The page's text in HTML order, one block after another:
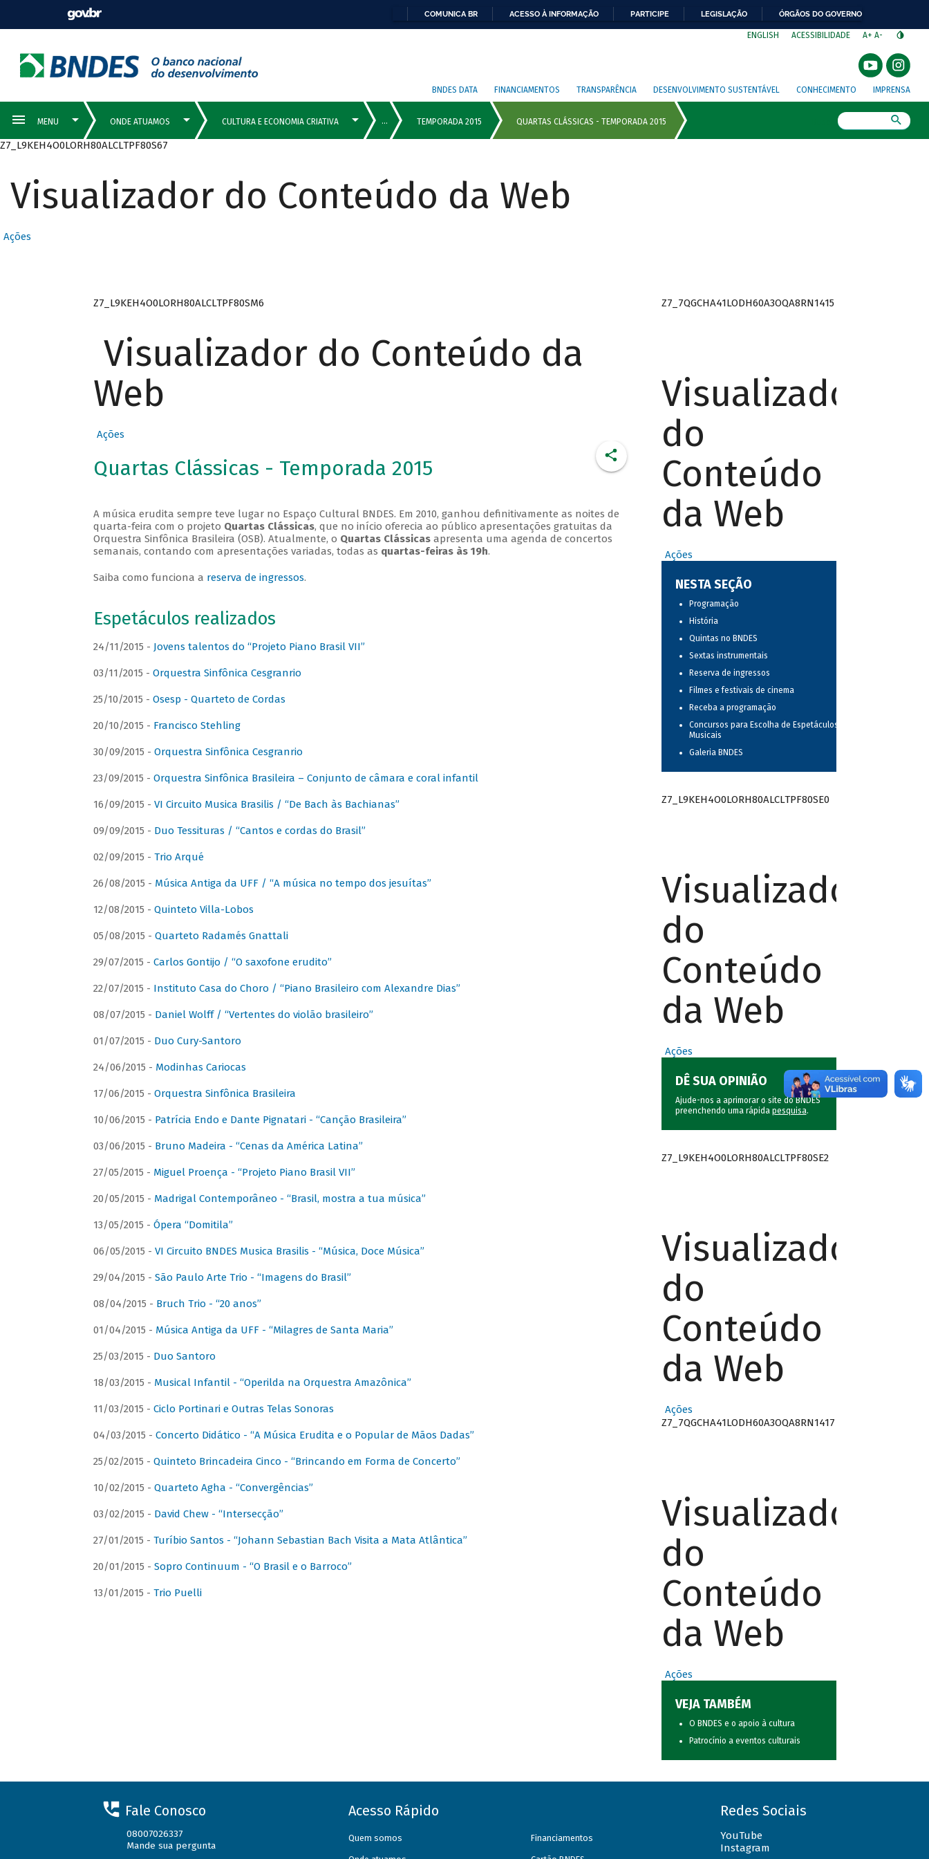
COMUNICA BR ACESSO À INFORMAÇÃO PARTICIPE LEGISLAÇÃO ÓRGÃOS DO GOVERNO
ENGLISH ACESSIBILIDADE A+ A-
BNDES DATA FINANCIAMENTOS TRANSPARÊNCIA DESENVOLVIMENTO SUSTENTÁVEL CONHECIMENTO IMPRENSA
Z7_L9KEH4O0LORH80ALCLTPF80S67
Visualizador do Conteúdo da Web
Ações
Z7_L9KEH4O0LORH80ALCLTPF80SM6
Visualizador do Conteúdo da
Web
Ações
Quartas Clássicas - Temporada 2015
A música erudita sempre teve lugar no Espaço Cultural BNDES. Em 2010, ganhou definitivamente as noites de
quarta-feira com o projeto Quartas Clássicas, que no início oferecia ao público apresentações gratuitas da
Orquestra Sinfônica Brasileira (OSB). Atualmente, o Quartas Clássicasapresenta uma agenda de concertos
semanais, contando com apresentações variadas, todas as quartas-feiras às 19h.
Saiba como funciona a reserva de ingressos.
Espetáculos realizados
24/11/2015 - Jovens talentos do “Projeto Piano Brasil VII”
03/11/2015 - Orquestra Sinfônica Cesgranrio
25/10/2015 - Osesp - Quarteto de Cordas
20/10/2015 - Francisco Stehling
30/09/2015 - Orquestra Sinfônica Cesgranrio
23/09/2015 - Orquestra Sinfônica Brasileira – Conjunto de câmara e coral infantil
16/09/2015 - VI Circuito Musica Brasilis / “De Bach às Bachianas”
09/09/2015 - Duo Tessituras / “Cantos e cordas do Brasil”
02/09/2015 - Trio Arqué
26/08/2015 - Música Antiga da UFF / “A música no tempo dos jesuítas”
12/08/2015 - Quinteto Villa-Lobos
05/08/2015 - Quarteto Radamés Gnattali
29/07/2015 - Carlos Gontijo / “O saxofone erudito”
22/07/2015 - Instituto Casa do Choro / “Piano Brasileiro com Alexandre Dias”
08/07/2015 - Daniel Wolff / “Vertentes do violão brasileiro”
01/07/2015 - Duo Cury-Santoro
24/06/2015 - Modinhas Cariocas
17/06/2015 - Orquestra Sinfônica Brasileira
10/06/2015 - Patrícia Endo e Dante Pignatari - “Canção Brasileira”
03/06/2015 - Bruno Madeira - “Cenas da América Latina”
27/05/2015 - Miguel Proença - “Projeto Piano Brasil VII”
20/05/2015 - Madrigal Contemporâneo - “Brasil, mostra a tua música”
13/05/2015 - Ópera “Domitila”
06/05/2015 - VI Circuito BNDES Musica Brasilis - “Música, Doce Música”
29/04/2015 - São Paulo Arte Trio - “Imagens do Brasil”
08/04/2015 - Bruch Trio - “20 anos”
01/04/2015 - Música Antiga da UFF - “Milagres de Santa Maria”
25/03/2015 - Duo Santoro
18/03/2015 - Musical Infantil - “Operilda na Orquestra Amazônica”
11/03/2015 - Ciclo Portinari e Outras Telas Sonoras
04/03/2015 - Concerto Didático - “A Música Erudita e o Popular de Mãos Dadas”
25/02/2015 - Quinteto Brincadeira Cinco - “Brincando em Forma de Concerto”
10/02/2015 - Quarteto Agha - “Convergências”
03/02/2015 - David Chew - “Intersecção”
27/01/2015 - Turíbio Santos - “Johann Sebastian Bach Visita a Mata Atlântica”
20/01/2015 - Sopro Continuum - “O Brasil e o Barroco”
13/01/2015 - Trio Puelli
Z7_7QGCHA41LODH60A3OQA8RN1415
Visualizador
do
Conteúdo
da Web
Ações
NESTA SEÇÃO
Programação
História
Quintas no BNDES
Sextas instrumentais
Reserva de ingressos
Filmes e festivais de cinema
Receba a programação
Concursos para Escolha de Espetáculos
Musicais
Galeria BNDES
Z7_L9KEH4O0LORH80ALCLTPF80SE0
Visualizador
do
Conteúdo
da Web
Ações
DÊ SUA OPINIÃO
Ajude-nos a aprimorar o site do BNDES
preenchendo uma rápida pesquisa.
Z7_L9KEH4O0LORH80ALCLTPF80SE2
Visualizador
do
Conteúdo
da Web
Ações
Z7_7QGCHA41LODH60A3OQA8RN1417
Visualizador
do
Conteúdo
da Web
Ações
VEJA TAMBÉM
O BNDES e o apoio à cultura
Patrocínio a eventos culturais
Fale Conosco
08007026337
Mande sua pergunta
Acesso Rápido
Quem somos Financiamentos
Redes Sociais
YouTube
Instagram